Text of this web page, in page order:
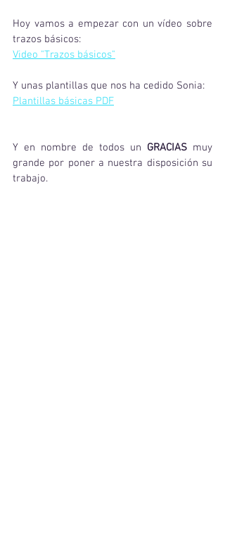
Hoy vamos a empezar con un vídeo sobre
trazos básicos:
Video "Trazos básicos"
Y unas plantillas que nos ha cedido Sonia:
Plantillas básicas PDF
Y en nombre de todos un GRACIAS muy
grande por poner a nuestra disposición su
trabajo.